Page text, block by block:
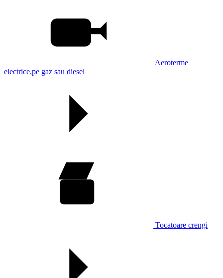
Aeroterme
electrice,pe gaz sau diesel
Tocatoare crengi